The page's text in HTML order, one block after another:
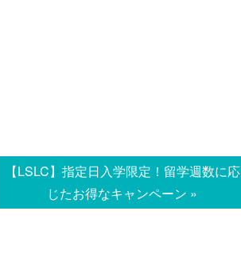
【LSLC】指定日入学限定！留学週数に応
じたお得なキャンペーン »